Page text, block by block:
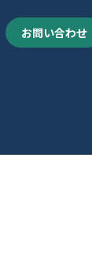
お問い合わせ